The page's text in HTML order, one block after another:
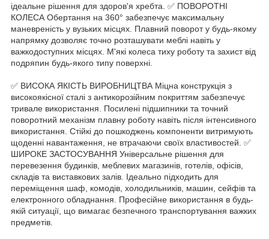
ідеальне рішення для здоров'я хребта. ✅ ПОВОРОТНІ
КОЛЕСА Обертання на 360° забезпечує максимальну
маневреність у вузьких місцях. Плавний поворот у будь-якому
напрямку дозволяє точно розташувати меблі навіть у
важкодоступних місцях. М'які колеса тиху роботу та захист від
подряпин будь-якого типу поверхні.
✅ ВИСОКА ЯКІСТЬ ВИРОБНИЦТВА Міцна конструкція з
високоякісної сталі з антикорозійним покриттям забезпечує
тривале використання. Посилені підшипники та точний
поворотний механізм плавну роботу навіть після інтенсивного
використання. Стійкі до пошкоджень компоненти витримують
щоденні навантаження, не втрачаючи своїх властивостей. ✅
ШИРОКЕ ЗАСТОСУВАННЯ Універсальне рішення для
перевезення будинків, меблевих магазинів, готелів, офісів,
складів та виставкових залів. Ідеально підходить для
переміщення шаф, комодів, холодильників, машин, сейфів та
електронного обладнання. Професійне використання в будь-
якій ситуації, що вимагає безпечного транспортування важких
предметів.